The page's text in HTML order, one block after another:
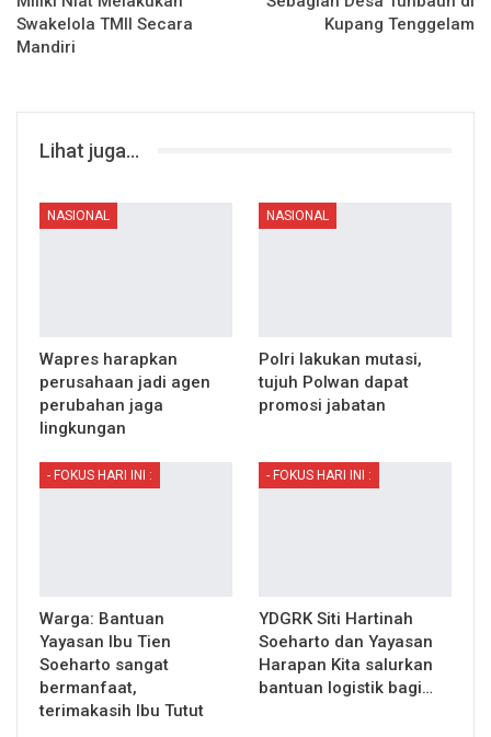
Swakelola TMII Secara
Mandiri
Kupang Tenggelam
Lihat juga...
NASIONAL
Wapres harapkan
perusahaan jadi agen
perubahan jaga
lingkungan
NASIONAL
Polri lakukan mutasi,
tujuh Polwan dapat
promosi jabatan
- FOKUS HARI INI :
Warga: Bantuan
Yayasan Ibu Tien
Soeharto sangat
bermanfaat,
terimakasih Ibu Tutut
- FOKUS HARI INI :
YDGRK Siti Hartinah
Soeharto dan Yayasan
Harapan Kita salurkan
bantuan logistik bagi…